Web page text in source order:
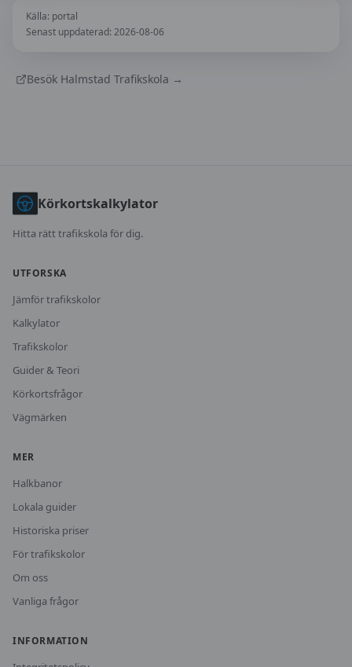
Källa: portal
Senast uppdaterad: 2026-08-06
Besök Halmstad Trafikskola →
Körkortskalkylator
Hitta rätt trafikskola för dig.
UTFORSKA
Jämför trafikskolor
Kalkylator
Trafikskolor
Guider & Teori
Körkortsfrågor
Vägmärken
MER
Halkbanor
Lokala guider
Historiska priser
För trafikskolor
Om oss
Vanliga frågor
INFORMATION